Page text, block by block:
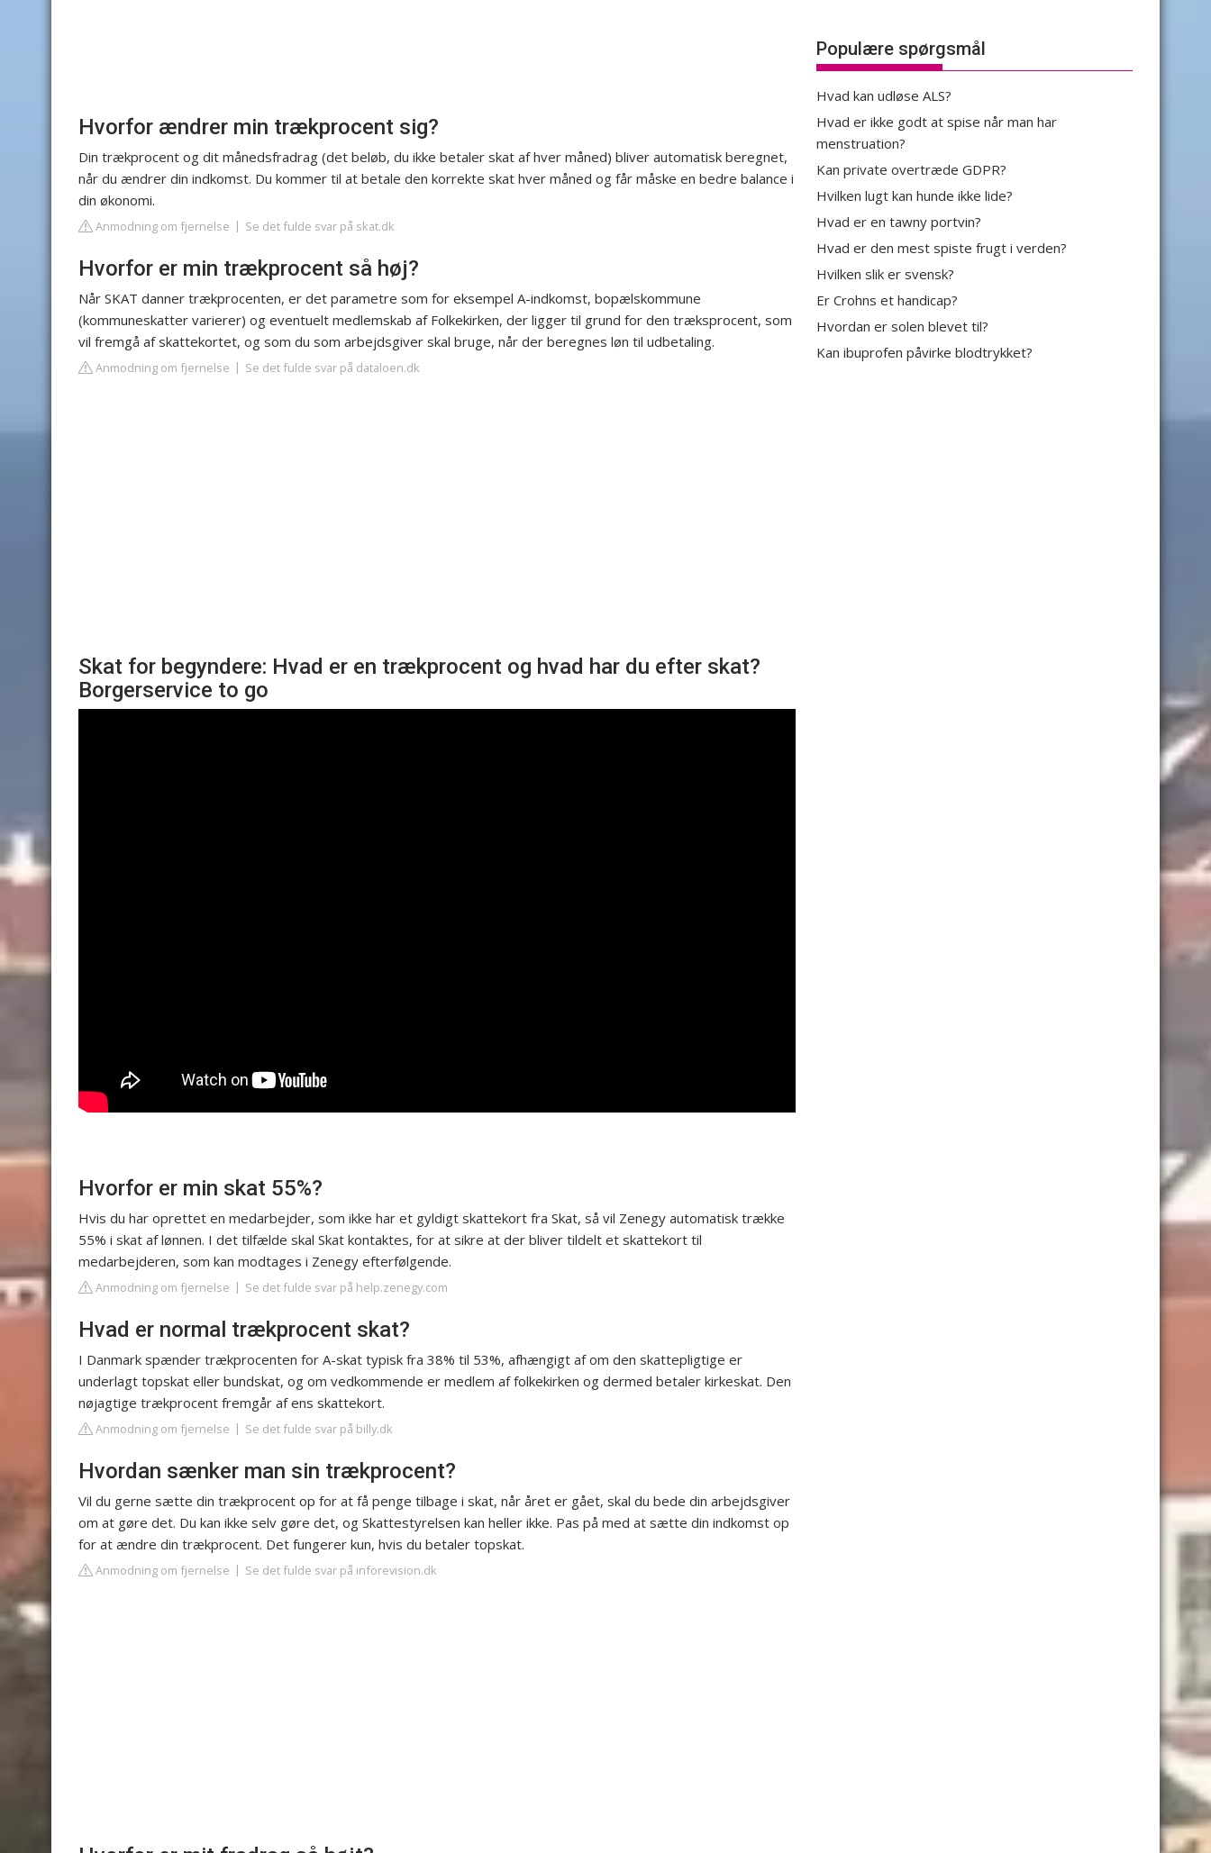
Hvorfor ændrer min trækprocent sig?
Din trækprocent og dit månedsfradrag (det beløb, du ikke betaler skat af hver måned) bliver automatisk beregnet,
når du ændrer din indkomst. Du kommer til at betale den korrekte skat hver måned og får måske en bedre balance i
din økonomi.
Anmodning om fjernelse Se det fulde svar på skat.dk
Hvorfor er min trækprocent så høj?
Når SKAT danner trækprocenten, er det parametre som for eksempel A-indkomst, bopælskommune
(kommuneskatter varierer) og eventuelt medlemskab af Folkekirken, der ligger til grund for den træksprocent, som
vil fremgå af skattekortet, og som du som arbejdsgiver skal bruge, når der beregnes løn til udbetaling.
Anmodning om fjernelse Se det fulde svar på dataloen.dk
Skat for begyndere: Hvad er en trækprocent og hvad har du efter skat?
Borgerservice to go
Hvorfor er min skat 55%?
Hvis du har oprettet en medarbejder, som ikke har et gyldigt skattekort fra Skat, så vil Zenegy automatisk trække
55% i skat af lønnen. I det tilfælde skal Skat kontaktes, for at sikre at der bliver tildelt et skattekort til
medarbejderen, som kan modtages i Zenegy efterfølgende.
Anmodning om fjernelse Se det fulde svar på help.zenegy.com
Hvad er normal trækprocent skat?
I Danmark spænder trækprocenten for A-skat typisk fra 38% til 53%, afhængigt af om den skattepligtige er
underlagt topskat eller bundskat, og om vedkommende er medlem af folkekirken og dermed betaler kirkeskat. Den
nøjagtige trækprocent fremgår af ens skattekort.
Anmodning om fjernelse Se det fulde svar på billy.dk
Hvordan sænker man sin trækprocent?
Vil du gerne sætte din trækprocent op for at få penge tilbage i skat, når året er gået, skal du bede din arbejdsgiver
om at gøre det. Du kan ikke selv gøre det, og Skattestyrelsen kan heller ikke. Pas på med at sætte din indkomst op
for at ændre din trækprocent. Det fungerer kun, hvis du betaler topskat.
Anmodning om fjernelse Se det fulde svar på inforevision.dk
Populære spørgsmål
Hvad kan udløse ALS?
Hvad er ikke godt at spise når man har
menstruation?
Kan private overtræde GDPR?
Hvilken lugt kan hunde ikke lide?
Hvad er en tawny portvin?
Hvad er den mest spiste frugt i verden?
Hvilken slik er svensk?
Er Crohns et handicap?
Hvordan er solen blevet til?
Kan ibuprofen påvirke blodtrykket?